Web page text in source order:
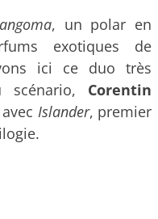
, un polar en
exotiques de
ici ce duo très
Corentin
Islander, premier